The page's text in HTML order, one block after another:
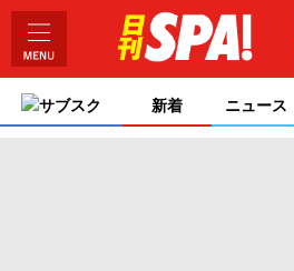
サブスク 新着 ニュース